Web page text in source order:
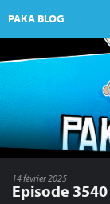
PAKA BLOG
14 février 2025
Episode 3540